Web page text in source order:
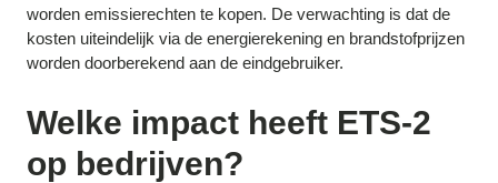
worden emissierechten te kopen. De verwachting is dat de
kosten uiteindelijk via de energierekening en brandstofprijzen
worden doorberekend aan de eindgebruiker.
Welke impact heeft ETS-2
op bedrijven?